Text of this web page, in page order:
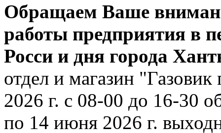
Обращаем Ваше
работы предприятия в
Росси и дня города
отдел и магазин
2026 г. с 08-00 до 16-30
по 14 июня 2026 г.